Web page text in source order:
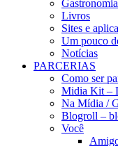
Gastronomia
Livros
Sites e
Um pouco
Notícias
PARCERIAS
Como ser
Midia Kit –
Na Mídia /
Blogroll –
Você